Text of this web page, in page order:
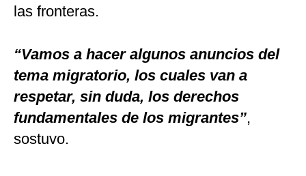
las fronteras.
“Vamos a hacer algunos anuncios del
tema migratorio, los cuales van a
respetar, sin duda, los derechos
fundamentales de los migrantes”,
sostuvo.